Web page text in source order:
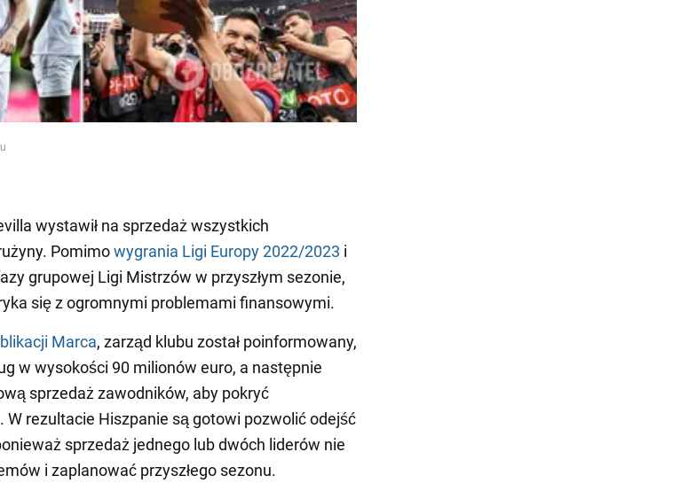
wystawił na sprzedaż wszystkich
Pomimowygrania Ligi Europy 2022/2023 i
grupowej Ligi Mistrzów w przyszłym sezonie,
się z ogromnymi problemami finansowymi.
Marca, zarząd klubu został poinformowany,
w wysokości 90 milionów euro, a następnie
sprzedaż zawodników, aby pokryć
rezultacie Hiszpanie są gotowi pozwolić odejść
sprzedaż jednego lub dwóch liderów nie
i zaplanować przyszłego sezonu.